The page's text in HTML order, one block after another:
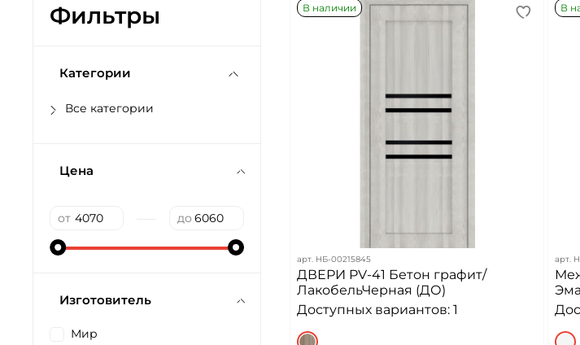
В наличии
арт. НБ-00215845
ДВЕРИ PV-41 Бетон графит/
ЛакобельЧерная (ДО)
Доступных вариантов: 1
В
арт.
Фильтры
Категории
Все категории
Цена
от до
Изготовитель
Мир